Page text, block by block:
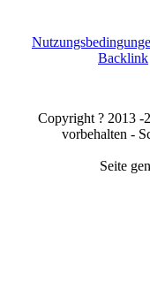
Backlink
Copyright ? 2013 -
vorbehalten -
Seite